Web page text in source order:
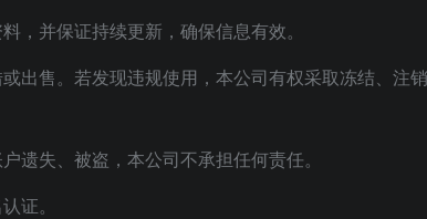
，并保证持续更新，确保信息有效。
出售。若发现违规使用，本公司有权采取冻结、注
遗失、被盗，本公司不承担任何责任。
证。